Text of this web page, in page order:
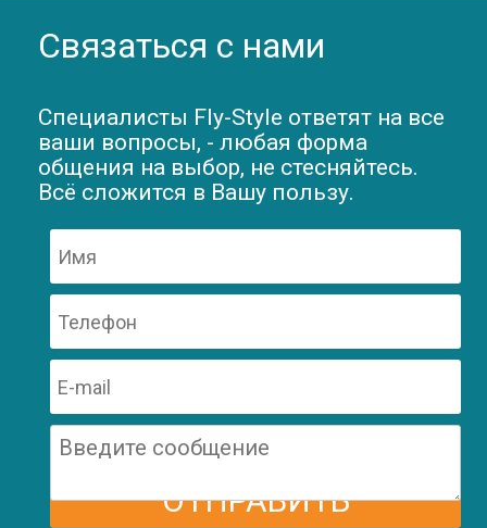
Связаться с нами
Специалисты Fly-Style ответят на все
ваши вопросы, - любая форма
общения на выбор, не стесняйтесь.
Всё сложится в Вашу пользу.